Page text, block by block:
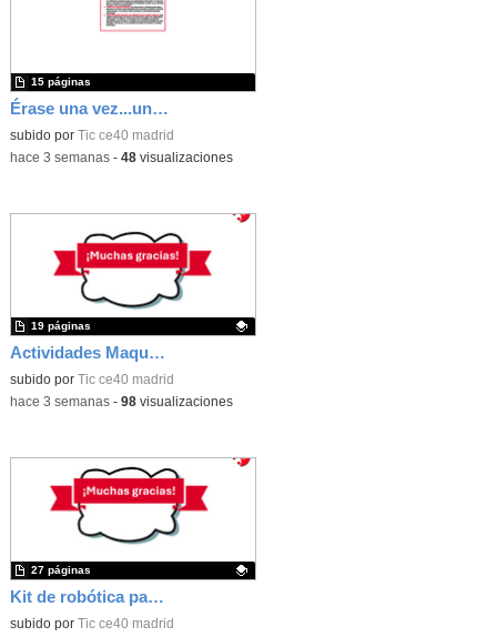
Érase una vez...un castillo medieval
subido por Tic ce40 madrid
15 páginas
-hace 3 semanas- 48visualizaciones
Actividades Maqueen
Contenido educativo.
subido por Tic ce40 madrid
19 páginas
-hace 3 semanas- 98visualizaciones
Kit de robótica para Micro:Bit
Contenido educativo.
subido por Tic ce40 madrid
27 páginas